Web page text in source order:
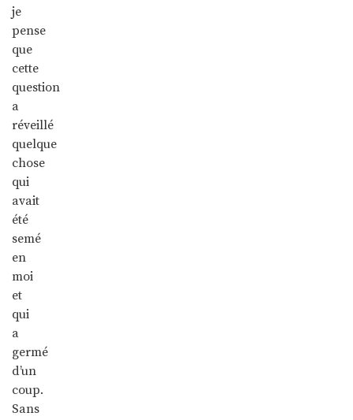
je
pense
que
cette
question
a
réveillé
quelque
chose
qui
avait
été
semé
en
moi
et
qui
a
germé
d’un
coup.
Sans